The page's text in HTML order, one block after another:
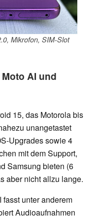
Mikrofon, SIM-Slot
AI und
15, das Motorola bis
unangetastet
Upgrades sowie 4
mit dem Support,
Samsung bieten (6
aber nicht allzu lange.
unter anderem
Audioaufnahmen